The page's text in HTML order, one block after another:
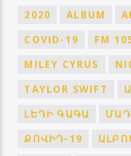
2020 ALBUM
COVID-19
FM
MILEY CYRUS
TAYLOR SWIFT
ԼԵԴԻ ԳԱԳԱ
ՔՈՎԻԴ-19